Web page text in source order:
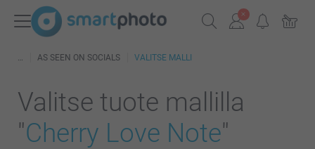
AS SEEN ON SOCIALS VALITSE MALLI
Valitse tuote mallilla
"Cherry Love Note"